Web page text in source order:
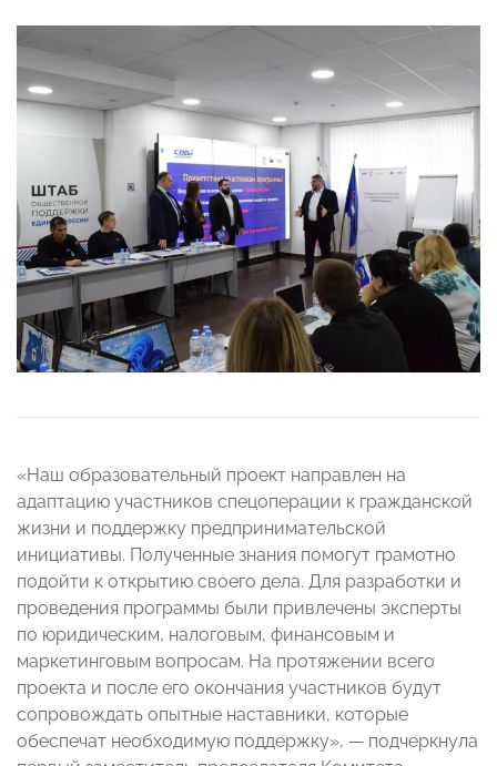
«Наш образовательный проект направлен на
адаптацию участников спецоперации к гражданской
жизни и поддержку предпринимательской
инициативы. Полученные знания помогут грамотно
подойти к открытию своего дела. Для разработки и
проведения программы были привлечены эксперты
по юридическим, налоговым, финансовым и
маркетинговым вопросам. На протяжении всего
проекта и после его окончания участников будут
сопровождать опытные наставники, которые
обеспечат необходимую поддержку», — подчеркнула